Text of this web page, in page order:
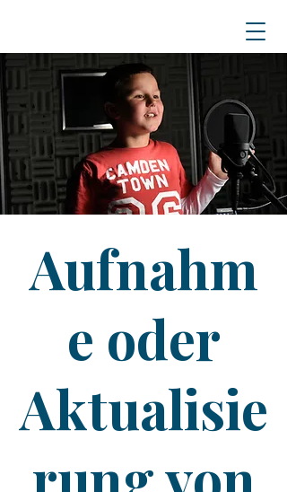
Aufnahm
e oder
Aktualisie
rung von